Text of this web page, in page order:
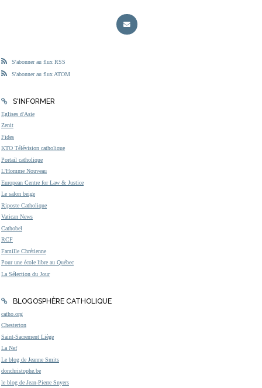
S'abonner au flux RSS
S'abonner au flux ATOM
S'INFORMER
Eglises d'Asie
Zenit
Fides
KTO Télévision catholique
Portail catholique
L'Homme Nouveau
European Centre for Law & Justice
Le salon beige
Riposte Catholique
Vatican News
Cathobel
RCF
Famille Chrétienne
Pour une école libre au Québec
La Sélection du Jour
BLOGOSPHÈRE CATHOLIQUE
catho.org
Chesterton
Saint-Sacrement Liège
La Nef
Le blog de Jeanne Smits
donchristophe.be
le blog de Jean-Pierre Snyers